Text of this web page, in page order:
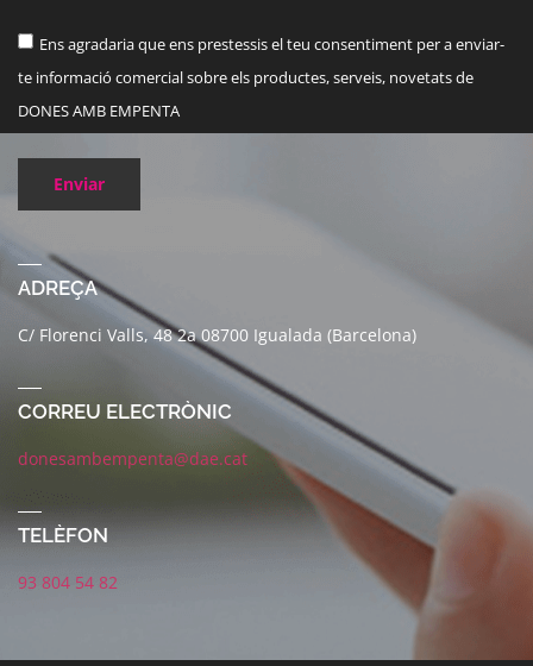
Ens agradaria que ens prestessis el teu consentiment per a enviar-
te informació comercial sobre els productes, serveis, novetats de
DONES AMB EMPENTA
Enviar
ADREÇA
C/ Florenci Valls, 48 2a 08700 Igualada (Barcelona)
CORREU ELECTRÒNIC
donesambempenta@dae.cat
TELÈFON
93 804 54 82